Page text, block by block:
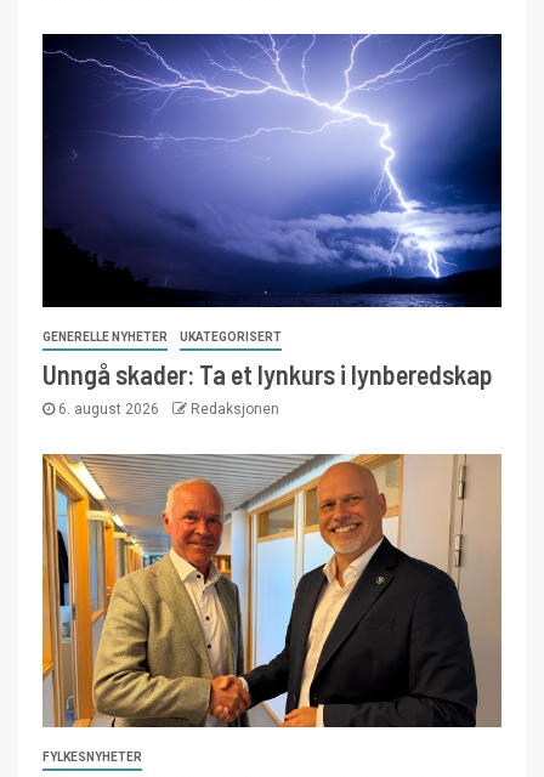
GENERELLE NYHETER UKATEGORISERT
Unngå skader: Ta et lynkurs i lynberedskap
6. august 2026 Redaksjonen
FYLKESNYHETER